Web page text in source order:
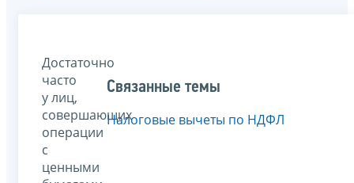
Достаточно
часто
у лиц,
совершающих
операции
с
ценными
Связанные темы
Налоговые вычеты по НДФЛ